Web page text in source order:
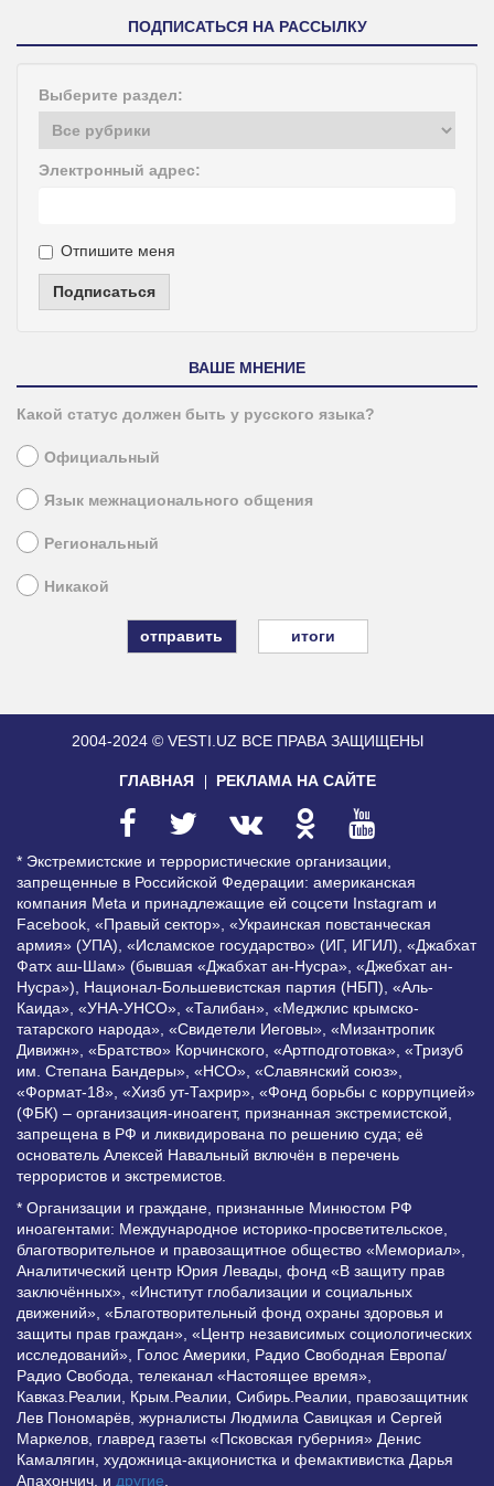
ПОДПИСАТЬСЯ НА РАССЫЛКУ
Выберите раздел:
Электронный адрес:
Отпишите меня
Подписаться
ВАШЕ МНЕНИЕ
Какой статус должен быть у русского языка?
Официальный
Язык межнационального общения
Региональный
Никакой
итоги
2004-2024 © VESTI.UZ ВСЕ ПРАВА ЗАЩИЩЕНЫ
ГЛАВНАЯ РЕКЛАМА НА САЙТЕ
* Экстремистские и террористические организации,
запрещенные в Российской Федерации: американская
компания Meta и принадлежащие ей соцсети Instagram и
Facebook, «Правый сектор», «Украинская повстанческая
армия» (УПА), «Исламское государство» (ИГ, ИГИЛ), «Джабхат
Фатх аш-Шам» (бывшая «Джабхат ан-Нусра», «Джебхат ан-
Нусра»), Национал-Большевистская партия (НБП), «Аль-
Каида», «УНА-УНСО», «Талибан», «Меджлис крымско-
татарского народа», «Свидетели Иеговы», «Мизантропик
Дивижн», «Братство» Корчинского, «Артподготовка», «Тризуб
им. Степана Бандеры», «НСО», «Славянский союз»,
«Формат-18», «Хизб ут-Тахрир», «Фонд борьбы с коррупцией»
(ФБК) – организация-иноагент, признанная экстремистской,
запрещена в РФ и ликвидирована по решению суда; её
основатель Алексей Навальный включён в перечень
террористов и экстремистов.
* Организации и граждане, признанные Минюстом РФ
иноагентами: Международное историко-просветительское,
благотворительное и правозащитное общество «Мемориал»,
Аналитический центр Юрия Левады, фонд «В защиту прав
заключённых», «Институт глобализации и социальных
движений», «Благотворительный фонд охраны здоровья и
защиты прав граждан», «Центр независимых социологических
исследований», Голос Америки, Радио Свободная Европа/
Радио Свобода, телеканал «Настоящее время»,
Кавказ.Реалии, Крым.Реалии, Сибирь.Реалии, правозащитник
Лев Пономарёв, журналисты Людмила Савицкая и Сергей
Маркелов, главред газеты «Псковская губерния» Денис
Камалягин, художница-акционистка и фемактивистка Дарья
Апахончич. и другие